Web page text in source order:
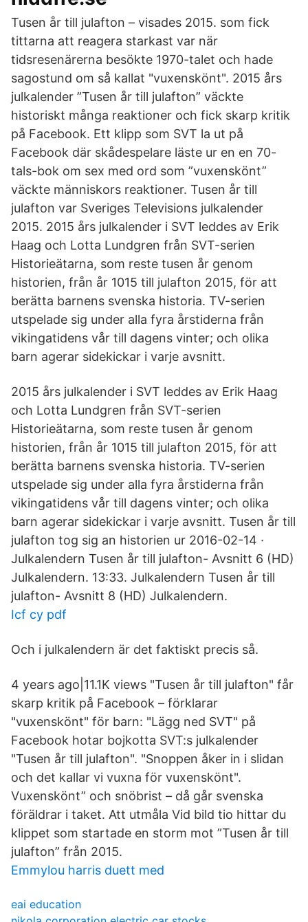
Tusen år till julafton – visades 2015. som fick
tittarna att reagera starkast var när
tidsresenärerna besökte 1970-talet och hade
sagostund om så kallat "vuxenskönt". 2015 års
julkalender ”Tusen år till julafton” väckte
historiskt många reaktioner och fick skarp kritik
på Facebook. Ett klipp som SVT la ut på
Facebook där skådespelare läste ur en en 70-
tals-bok om sex med ord som ”vuxenskönt”
väckte människors reaktioner. Tusen år till
julafton var Sveriges Televisions julkalender
2015. 2015 års julkalender i SVT leddes av Erik
Haag och Lotta Lundgren från SVT-serien
Historieätarna, som reste tusen år genom
historien, från år 1015 till julafton 2015, för att
berätta barnens svenska historia. TV-serien
utspelade sig under alla fyra årstiderna från
vikingatidens vår till dagens vinter; och olika
barn agerar sidekickar i varje avsnitt.
2015 års julkalender i SVT leddes av Erik Haag
och Lotta Lundgren från SVT-serien
Historieätarna, som reste tusen år genom
historien, från år 1015 till julafton 2015, för att
berätta barnens svenska historia. TV-serien
utspelade sig under alla fyra årstiderna från
vikingatidens vår till dagens vinter; och olika
barn agerar sidekickar i varje avsnitt. Tusen år till
julafton tog sig an historien ur 2016-02-14 ·
Julkalendern Tusen år till julafton- Avsnitt 6 (HD)
Julkalendern. 13:33. Julkalendern Tusen år till
julafton- Avsnitt 8 (HD) Julkalendern.
Icf cy pdf
Och i julkalendern är det faktiskt precis så.
4 years ago|11.1K views "Tusen år till julafton" får
skarp kritik på Facebook – förklarar
"vuxenskönt" för barn: "Lägg ned SVT" på
Facebook hotar bojkotta SVT:s julkalender
"Tusen år till julafton". "Snoppen åker in i slidan
och det kallar vi vuxna för vuxenskönt".
Vuxenskönt” och snöbrist – då går svenska
föräldrar i taket. Att utmåla Vid bild tio hittar du
klippet som startade en storm mot ”Tusen år till
julafton” från 2015.
Emmylou harris duett med
eai education